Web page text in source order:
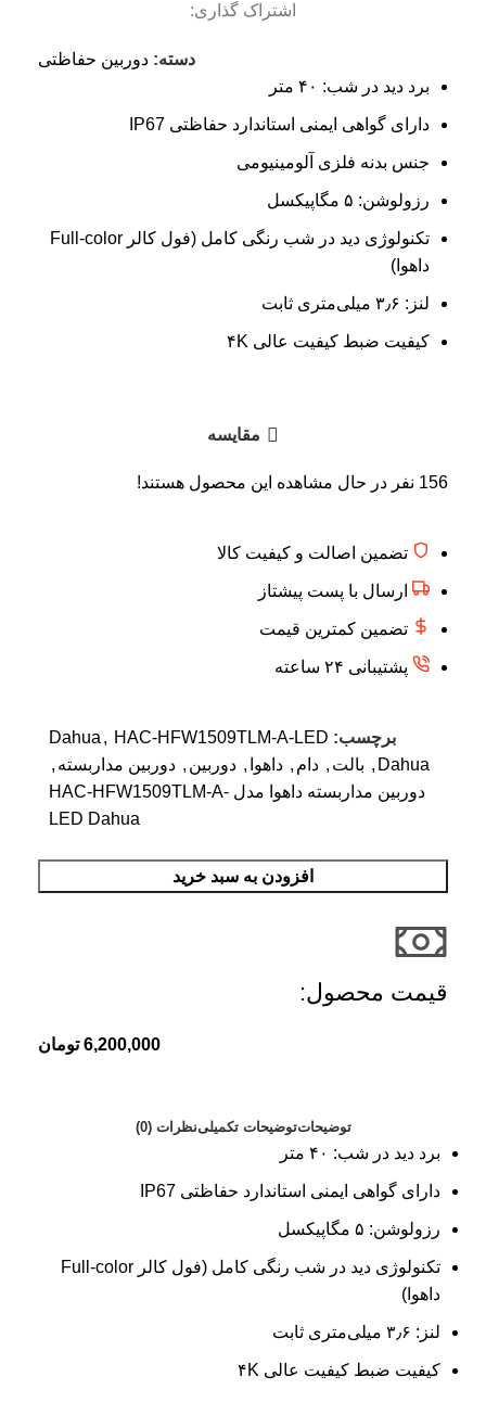
اشتراک گذاری:
دسته: دوربین حفاظتی
برد دید در شب: ۴۰ متر
دارای گواهی ایمنی استاندارد حفاظتی IP67
جنس بدنه فلزی آلومینیومی
رزولوشن: ۵ مگاپیکسل
تکنولوژی دید در شب رنگی کامل (فول کالر Full-color
داهوا)
لنز: ۳٫۶ میلی‌متری ثابت
کیفیت ضبط کیفیت عالی ۴K
مقایسه
156 نفر در حال مشاهده این محصول هستند!
تضمین اصالت و کیفیت کالا
ارسال با پست پیشتاز
تضمین کمترین قیمت
پشتیبانی ۲۴ ساعته
برچسب: Dahua , HAC-HFW1509TLM-A-LED
Dahua
, بالت , دام , داهوا , دوربین , دوربین مداربسته ,
دوربین مداربسته داهوا مدل HAC-HFW1509TLM-A-
LED Dahua
افزودن به سبد خرید
قیمت محصول:​
6,200,000 تومان
توضیحاتتوضیحات تکمیلینظرات (0)
برد دید در شب: ۴۰ متر
دارای گواهی ایمنی استاندارد حفاظتی IP67
رزولوشن: ۵ مگاپیکسل
تکنولوژی دید در شب رنگی کامل (فول کالر Full-color
داهوا)
لنز: ۳٫۶ میلی‌متری ثابت
کیفیت ضبط کیفیت عالی ۴K